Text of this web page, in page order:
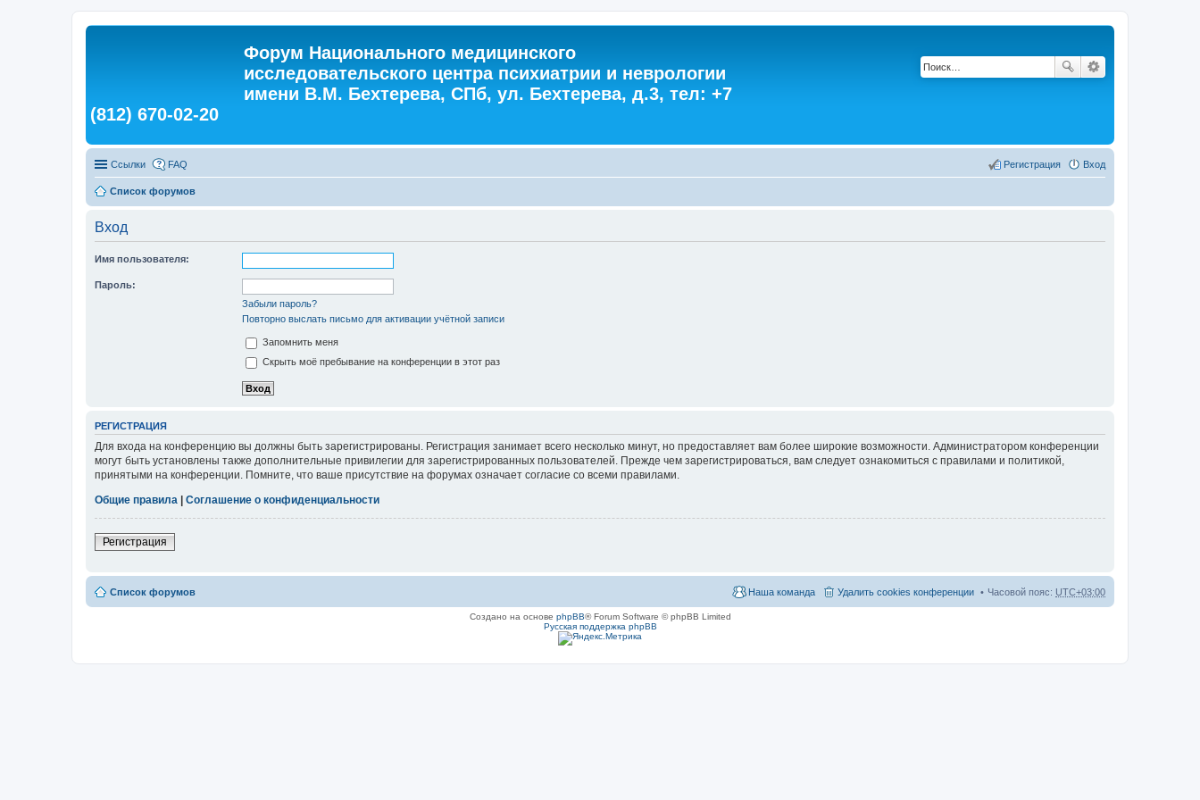
Форум Национального медицинского
исследовательского центра психиатрии и неврологии
имени В.М. Бехтерева, СПб, ул. Бехтерева, д.3, тел: +7
(812) 670-02-20
Ссылки FAQ Вход
Регистрация
Список форумов
Вход
Имя пользователя:
Пароль:
Забыли пароль?
Повторно выслать письмо для активации учётной записи
Запомнить меня
Скрыть моё пребывание на конференции в этот раз
РЕГИСТРАЦИЯ
Для входа на конференцию вы должны быть зарегистрированы. Регистрация занимает всего несколько минут, но предоставляет вам более широкие возможности. Администратором конференции
могут быть установлены также дополнительные привилегии для зарегистрированных пользователей. Прежде чем зарегистрироваться, вам следует ознакомиться с правилами и политикой,
принятыми на конференции. Помните, что ваше присутствие на форумах означает согласие со всеми правилами.
Общие правила
Соглашение о конфиденциальности
Регистрация
Список форумов Часовой пояс: UTC+03:00
Удалить cookies конференции
Наша команда
Создано на основе phpBB® Forum Software © phpBB Limited
Русская поддержка phpBB